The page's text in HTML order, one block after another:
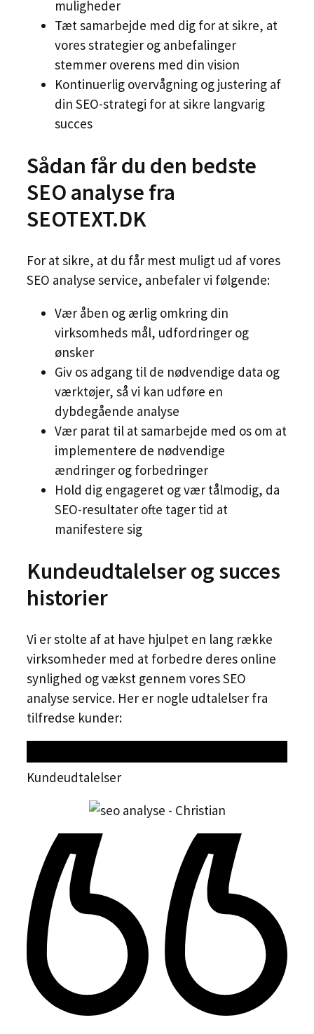
muligheder
Tæt samarbejde med dig for at sikre, at
vores strategier og anbefalinger
stemmer overens med din vision
Kontinuerlig overvågning og justering af
din SEO-strategi for at sikre langvarig
succes
Sådan får du den bedste
SEO analyse fra
SEOTEXT.DK
For at sikre, at du får mest muligt ud af vores
SEO analyse service, anbefaler vi følgende:
Vær åben og ærlig omkring din
virksomheds mål, udfordringer og
ønsker
Giv os adgang til de nødvendige data og
værktøjer, så vi kan udføre en
dybdegående analyse
Vær parat til at samarbejde med os om at
implementere de nødvendige
ændringer og forbedringer
Hold dig engageret og vær tålmodig, da
SEO-resultater ofte tager tid at
manifestere sig
Kundeudtalelser og succes
historier
Vi er stolte af at have hjulpet en lang række
virksomheder med at forbedre deres online
synlighed og vækst gennem vores SEO
analyse service. Her er nogle udtalelser fra
tilfredse kunder:
Kundeudtalelser